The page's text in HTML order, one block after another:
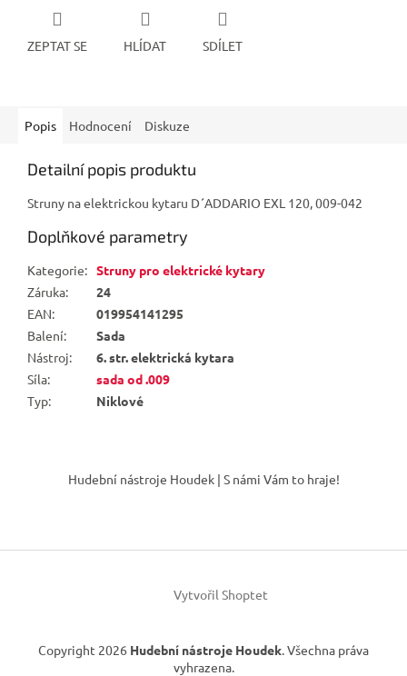
ZEPTAT SE HLÍDAT SDÍLET
Popis Hodnocení Diskuze
Detailní popis produktu
Struny na elektrickou kytaru D´ADDARIO EXL 120, 009-042
Doplňkové parametry
Kategorie: Struny pro elektrické kytary
Záruka:
24
EAN:
019954141295
Balení:
Sada
Nástroj:
6. str. elektrická kytara
Síla:
sada od .009
Typ: Niklové
í
Hudební nástroje Houdek | S námi Vám to hraje!
Vytvořil Shoptet
Copyright 2026 Hudební nástroje Houdek. Všechna práva
vyhrazena.